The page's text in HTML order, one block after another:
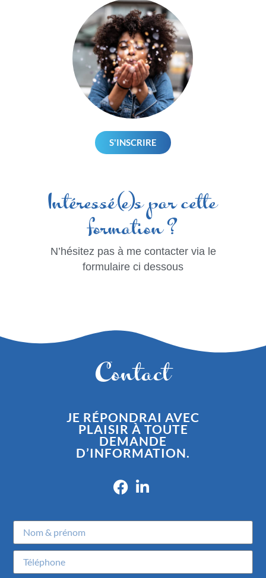
S'INSCRIRE
Intéressé(e)s par cette
formation ?
N’hésitez pas à me contacter via le
formulaire ci dessous
Contact
JE RÉPONDRAI AVEC
PLAISIR À TOUTE
DEMANDE
D’INFORMATION.